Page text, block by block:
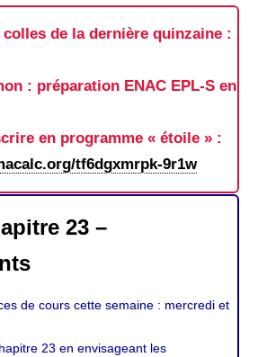
de la dernière quinzaine :
: préparation ENAC EPL-S en
en programme « étoile » :
tf6dgxmrpk-9r1w
23 –
de cours cette semaine : mercredi et
23 en envisageant les